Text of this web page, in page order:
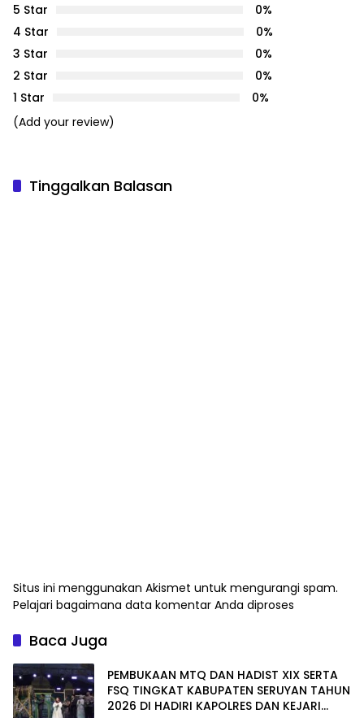
5 Star
0%
4 Star
0%
3 Star
0%
2 Star
0%
1 Star
0%
(Add your review)
Tinggalkan Balasan
Situs ini menggunakan Akismet untuk mengurangi spam.
Pelajari bagaimana data komentar Anda diproses
Baca Juga
PEMBUKAAN MTQ DAN HADIST XIX SERTA
FSQ TINGKAT KABUPATEN SERUYAN TAHUN
2026 DI HADIRI KAPOLRES DAN KEJARI